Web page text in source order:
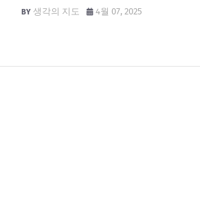
생각의 지도
4월 07, 2025